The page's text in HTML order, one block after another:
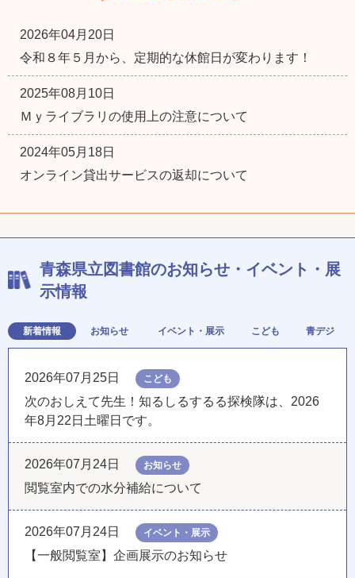
2026年04月20日
令和８年５月から、定期的な休館日が変わります！
2025年08月10日
Ｍｙライブラリの使用上の注意について
2024年05月18日
オンライン貸出サービスの返却について
青森県立図書館のお知らせ・イベント・展
示情報
新着情報 お知らせ イベント・展示 こども 青デジ
2026年07月25日 こども
次のおしえて先生！知るしるするる探検隊は、2026
年8月22日土曜日です。
2026年07月24日 お知らせ
閲覧室内での水分補給について
2026年07月24日 イベント・展示
【一般閲覧室】企画展示のお知らせ